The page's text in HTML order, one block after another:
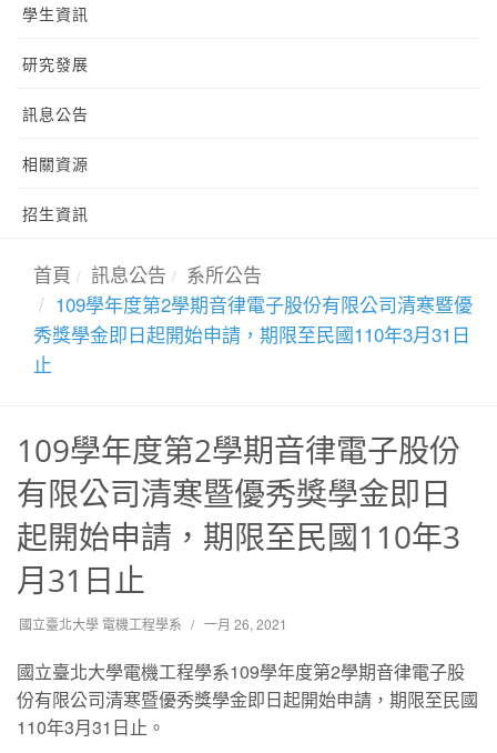
學生資訊
研究發展
訊息公告
相關資源
招生資訊
首頁 訊息公告
系所公告
109學年度第2學期音律電子股份有限公司清寒暨優
秀獎學金即日起開始申請，期限至民國110年3月31日
止
109學年度第2學期音律電子股份
有限公司清寒暨優秀獎學金即日
起開始申請，期限至民國110年3
月31日止
國立臺北大學 電機工程學系 一月 26, 2021
國立臺北大學電機工程學系109學年度第2學期音律電子股
份有限公司清寒暨優秀獎學金即日起開始申請，期限至民國
110年3月31日止。